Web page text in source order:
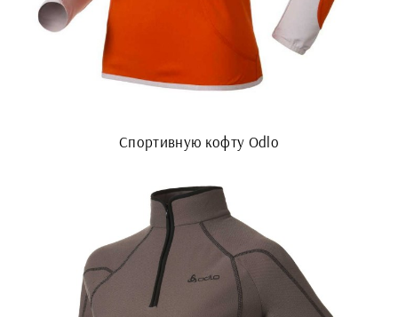
Спортивную кофту Odlo